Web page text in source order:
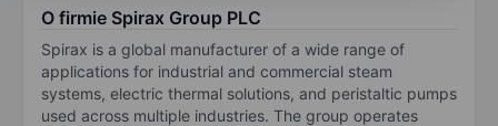
O firmie Spirax Group PLC
Spirax is a global manufacturer of a wide range of
applications for industrial and commercial steam
systems, electric thermal solutions, and peristaltic pumps
used across multiple industries. The group operates